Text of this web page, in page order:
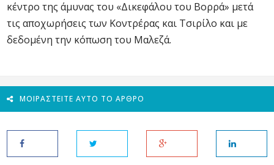
κέντρο της άμυνας του «Δικεφάλου του Βορρά» μετά
τις αποχωρήσεις των Κοντρέρας και Τσιρίλο και με
δεδομένη την κόπωση του Μαλεζά.
ΜΟΙΡΑΣΤΕΊΤΕ ΑΥΤΌ ΤΟ ΆΡΘΡΟ